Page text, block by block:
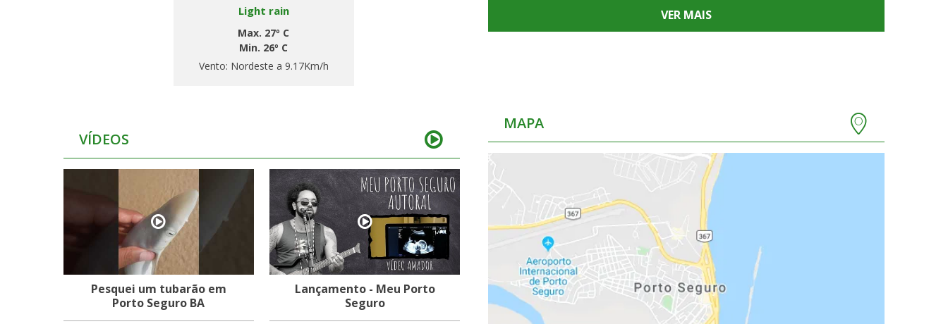
Light rain
Max. 27º C
Min. 26º C
Vento: Nordeste a 9.17Km/h
VÍDEOS
Pesquei um tubarão em
Porto Seguro BA
Lançamento - Meu Porto
Seguro
VER MAIS
MAPA